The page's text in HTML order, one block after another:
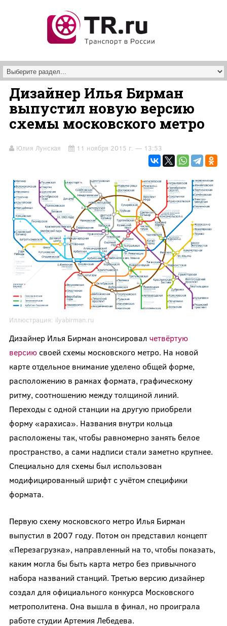
Дизайнер Илья Бирман
выпустил новую версию
схемы московского метро
Юлия Лунская 11 ноября 2015 г. — 13:53
Иллюстрация: ilyabirman.ru
Дизайнер Илья Бирман анонсировал четвёртую
версиюсвоей схемы московского метро. На новой
карте отдельное внимание уделено общей форме,
расположению в рамках формата, графическому
ритму, соотношению между толщиной линий.
Переходы с одной станции на другую приобрели
форму «арахиса». Названия внутри кольца
расположены так, чтобы равномерно занять белое
пространство, а сами надписи стали заметно крупнее.
Специально для схемы был использован
модифицированный шрифт с учётом специфики
формата.
Первую схему московского метро Илья Бирман
выпустил в 2007 году. Потом он представил концепт
«Перезагрузка», направленный на то, чтобы показать,
каким могла бы быть карта метро без привычного
набора названий станций. Третью версию дизайнер
создал для официального конкурса Московского
метрополитена. Она вышла в финал, но проиграла
работе студии Артемия Лебедева.